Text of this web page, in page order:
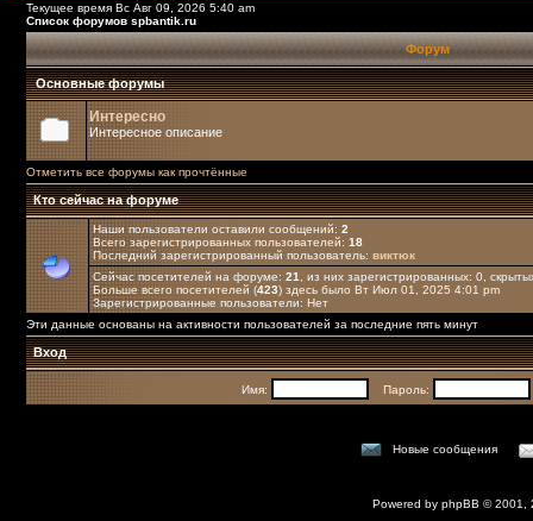
Текущее время Вс Авг 09, 2026 5:40 am
Список форумов spbantik.ru
Форум
Основные форумы
Интересно
Интересное описание
Отметить все форумы как прочтённые
Кто сейчас на форуме
Наши пользователи оставили сообщений: 2
Всего зарегистрированных пользователей: 18
Последний зарегистрированный пользователь: виктюк
Сейчас посетителей на форуме: 21
, из них зарегистрированных: 0,
Больше всего посетителей (423) здесь было Вт Июл 01, 2025 4:01 pm
Зарегистрированные пользователи: Нет
Эти данные основаны на активности пользователей за последние пять минут
Вход
Имя: Пароль:
Новые сообщения
Powered by phpBB © 2001,